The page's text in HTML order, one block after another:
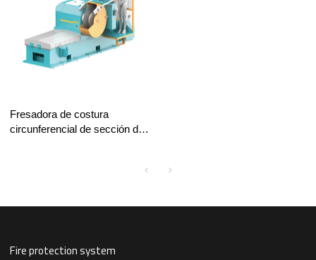
Fresadora de costura
circunferencial de sección de
Fire protection system